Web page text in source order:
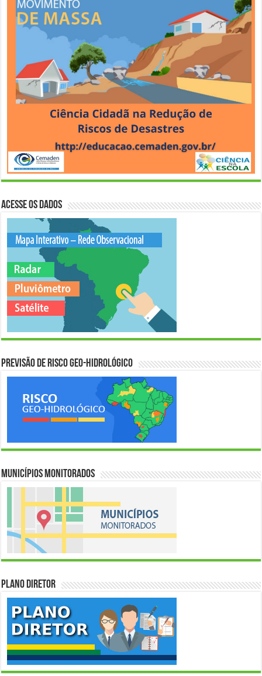
Acesse os Dados
Previsão de Risco Geo-Hidrológico
Municípios Monitorados
Plano Diretor